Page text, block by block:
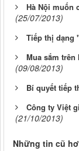
Hà Nội muốn
(25/07/2013)
Tiếp thị dạng
Mua sắm
(09/08/2013)
Bí quyết tiếp
Công ty Việt
(21/10/2013)
Những tin cũ